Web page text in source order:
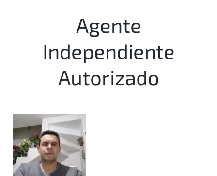
Agente
Independiente
Autorizado